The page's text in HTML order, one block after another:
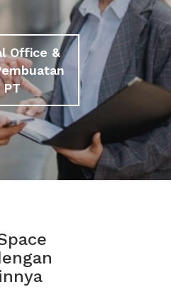
Office &
PT